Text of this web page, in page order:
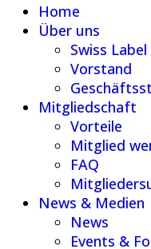
Home
Über uns
Swiss Label
Vorstand
Mitgliedschaft
Vorteile
Mitglied
FAQ
News & Medien
News
Events &